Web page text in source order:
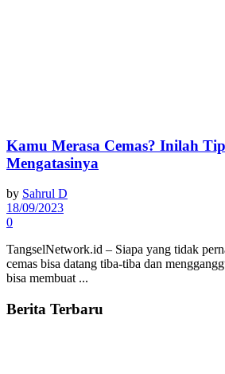
Kamu Merasa Cemas? Inilah
Mengatasinya
by Sahrul D
18/09/2023
0
TangselNetwork.id – Siapa yang tidak
cemas bisa datang tiba-tiba dan
bisa membuat ...
Berita Terbaru